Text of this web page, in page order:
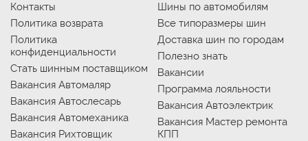
Контакты
Политика возврата
Политика
конфиденциальности
Стать шинным поставщиком
Вакансия Автомаляр
Вакансия Автослесарь
Вакансия Автомеханика
Вакансия Рихтовщик
Шины по автомобилям
Все типоразмеры шин
Доставка шин по городам
Полезно знать
Вакансии
Программа лояльности
Вакансия Автоэлектрик
Вакансия Мастер ремонта
КПП